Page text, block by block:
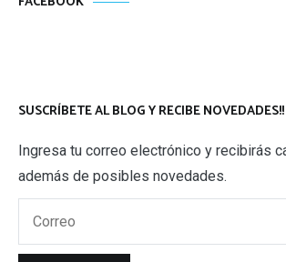
SUSCRÍBETE AL BLOG Y RECIBE NOVEDADES!!
Ingresa tu correo electrónico y recibirás
además de posibles novedades.